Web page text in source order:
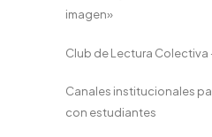
imagen»
Club de Lectura Colectiva
Canales institucionales
con estudiantes